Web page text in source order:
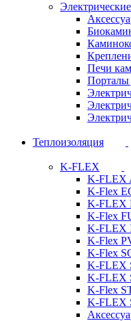
Печи
Порталы
Теплоизоляция
K-FLEX
K-FLEX
K-Flex
K-FLEX
K-Flex
K-FLEX
K-Flex
K-Flex
K-FLEX
K-FLEX
K-Flex
K-FLEX